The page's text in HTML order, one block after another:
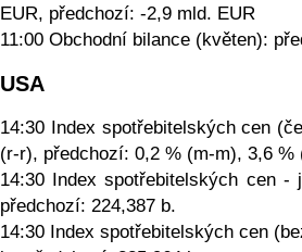
EUR, předchozí: -2,9 mld. EUR
11:00 Obchodní bilance (květen):
USA
14:30 Index spotřebitelských cen
(r-r), předchozí: 0,2 % (m-m), 3,6 %
14:30 Index spotřebitelských cen -
předchozí: 224,387 b.
14:30 Index spotřebitelských cen